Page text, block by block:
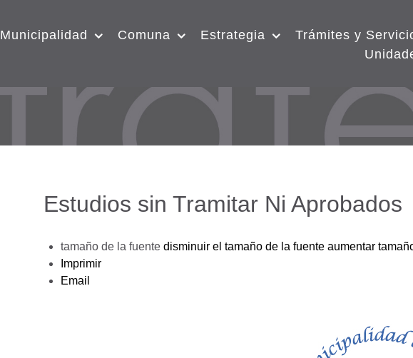
Municipalidad Comuna Estrategia
Trámites y
Estudios sin Tramitar Ni Aprobados
tamaño de la fuente disminuir el tamaño de la fuente aumentar
Imprimir
Email